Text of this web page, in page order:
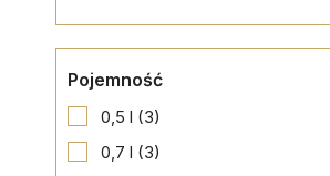
Pojemność
0,5 l (3)
0,7 l (3)